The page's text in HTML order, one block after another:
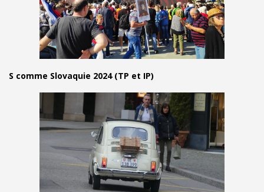
S comme Slovaquie 2024 (TP et IP)